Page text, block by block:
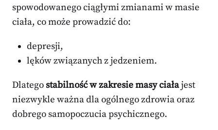
spowodowanego ciągłymi zmianami w masie
ciała, co może prowadzić do:
depresji,
lęków związanych z jedzeniem.
Dlatego stabilność w zakresie masy ciałajest
niezwykle ważna dla ogólnego zdrowia oraz
dobrego samopoczucia psychicznego.